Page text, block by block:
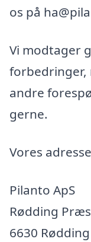
os på
Vi modtager
forbedringer,
andre
gerne.
Vores
Pilanto ApS
Rødding
6630 Rødding